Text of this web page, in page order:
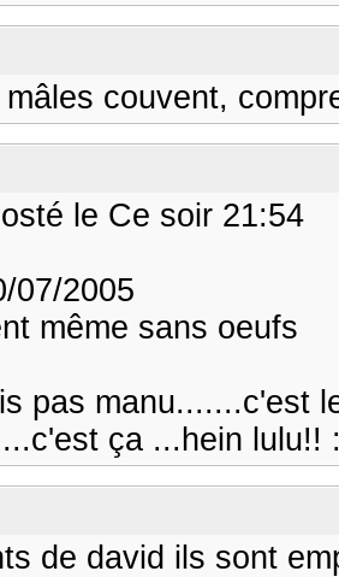
mâles couvent,
le Ce soir 21:54
07/2005
même sans oeufs
pas manu.......c'est
ça ...hein lulu!!
de david ils sont